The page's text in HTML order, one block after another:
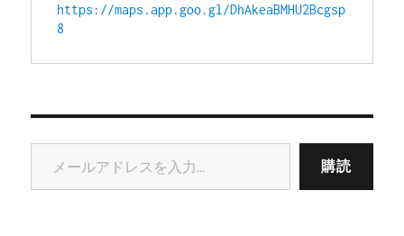
https://maps.app.goo.gl/DhAkeaBMHU2Bcgsp
8
メールアドレスを入力...
購読